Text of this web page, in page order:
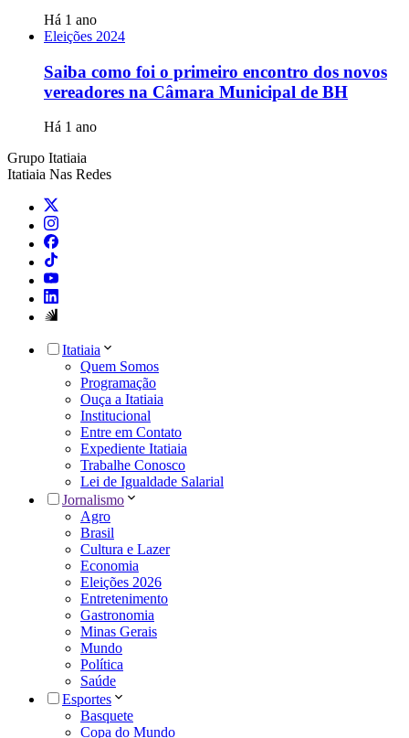
Há 1 ano
Eleições 2024
Saiba como foi o primeiro encontro dos novos
vereadores na Câmara Municipal de BH
Há 1 ano
Grupo Itatiaia
Itatiaia Nas Redes
Itatiaia
Quem Somos
Programação
Ouça a Itatiaia
Institucional
Entre em Contato
Expediente Itatiaia
Trabalhe Conosco
Lei de Igualdade Salarial
Jornalismo
Agro
Brasil
Cultura e Lazer
Economia
Eleições 2026
Entretenimento
Gastronomia
Minas Gerais
Mundo
Política
Saúde
Esportes
Basquete
Copa do Mundo